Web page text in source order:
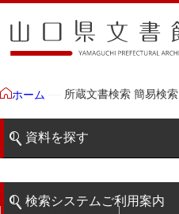
ホーム 所蔵文書検索 簡易検索
資料を探す
検索システムご利用案内